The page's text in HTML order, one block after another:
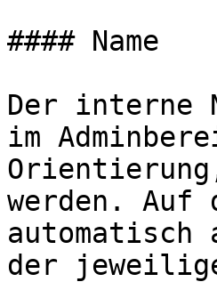
#### Name
Der interne
im
werden. Auf
der